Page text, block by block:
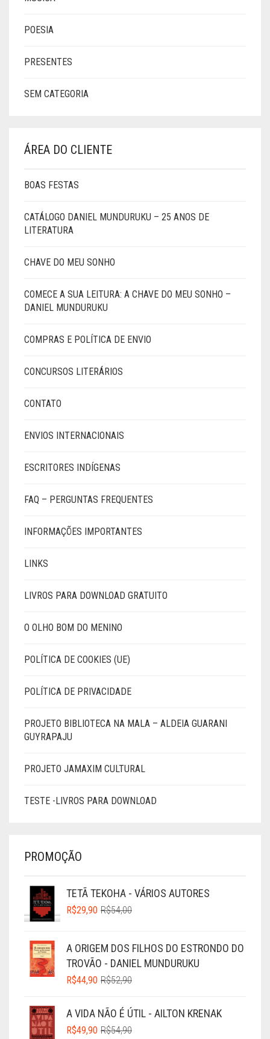
POESIA
PRESENTES
SEM CATEGORIA
ÁREA DO CLIENTE
BOAS FESTAS
CATÁLOGO DANIEL MUNDURUKU – 25 ANOS DE
LITERATURA
CHAVE DO MEU SONHO
COMECE A SUA LEITURA: A CHAVE DO MEU SONHO –
DANIEL MUNDURUKU
COMPRAS E POLÍTICA DE ENVIO
CONCURSOS LITERÁRIOS
CONTATO
ENVIOS INTERNACIONAIS
ESCRITORES INDÍGENAS
FAQ – PERGUNTAS FREQUENTES
INFORMAÇÕES IMPORTANTES
LINKS
LIVROS PARA DOWNLOAD GRATUITO
O OLHO BOM DO MENINO
POLÍTICA DE COOKIES (UE)
POLÍTICA DE PRIVACIDADE
PROJETO BIBLIOTECA NA MALA – ALDEIA GUARANI
GUYRAPAJU
PROJETO JAMAXIM CULTURAL
TESTE -LIVROS PARA DOWNLOAD
PROMOÇÃO
TETÃ TEKOHA - VÁRIOS AUTORES
R$54,00O
ERA:
R$54,00.
R$29,90
O
É:
R$29,90.
A ORIGEM DOS FILHOS DO ESTRONDO DO
TROVÃO - DANIEL MUNDURUKU
R$52,90O
ORIGINAL
ERA:
R$52,90.
R$44,90
O
ATUAL
É:
R$44,90.
A VIDA NÃO É ÚTIL - AILTON KRENAK
R$54,90O
R$49,90
O